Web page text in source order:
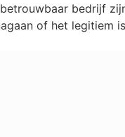
bedrijf
of het legitiem